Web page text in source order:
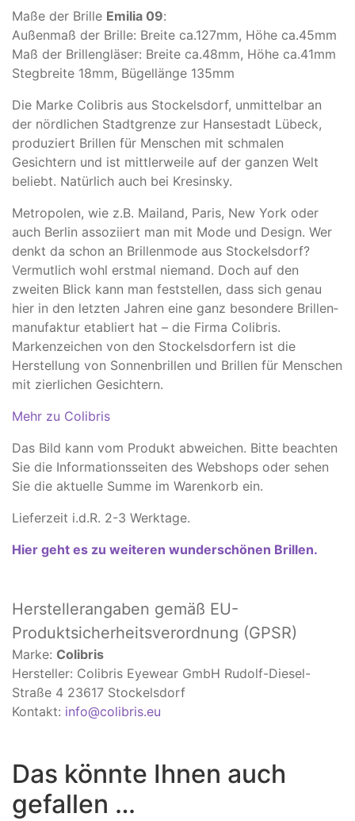
Maße der Brille Emilia 09:
Außenmaß der Brille: Breite ca.127mm, Höhe ca.45mm
Maß der Brillengläser: Breite ca.48mm, Höhe ca.41mm
Stegbreite 18mm, Bügellänge 135mm
Die Marke Colibris aus Stockelsdorf, unmittelbar an
der nördlichen Stadtgrenze zur Hansestadt Lübeck,
produziert Brillen für Menschen mit schmalen
Gesichtern und ist mittlerweile auf der ganzen Welt
beliebt. Natürlich auch bei Kresinsky.
Metropolen, wie z.B. Mailand, Paris, New York oder
auch Berlin assoziiert man mit Mode und Design. Wer
denkt da schon an Brillenmode aus Stockelsdorf?
Vermutlich wohl erstmal niemand. Doch auf den
zweiten Blick kann man feststellen, dass sich genau
hier in den letzten Jahren eine ganz besondere Brillen­
manufaktur etabliert hat – die Firma Colibris.
Markenzeichen von den Stockelsdorfern ist die
Herstellung von Sonnenbrillen und Brillen für Menschen
mit zierlichen Gesichtern.
Mehr zu Colibris
Das Bild kann vom Produkt abweichen. ​Bitte beachten
Sie die Informationsseiten des Webshops oder sehen
Sie die aktuelle Summe im Warenkorb ein.
Lieferzeit i.d.R. 2-3 Werktage.
Hier geht es zu weiteren wunderschönen Brillen.
Herstellerangaben gemäß EU-
Produktsicherheitsverordnung (GPSR)
Marke: Colibris
Hersteller: Colibris Eyewear GmbH Rudolf-Diesel-
Straße 4 23617 Stockelsdorf
Kontakt: info@colibris.eu
Das könnte Ihnen auch
gefallen …